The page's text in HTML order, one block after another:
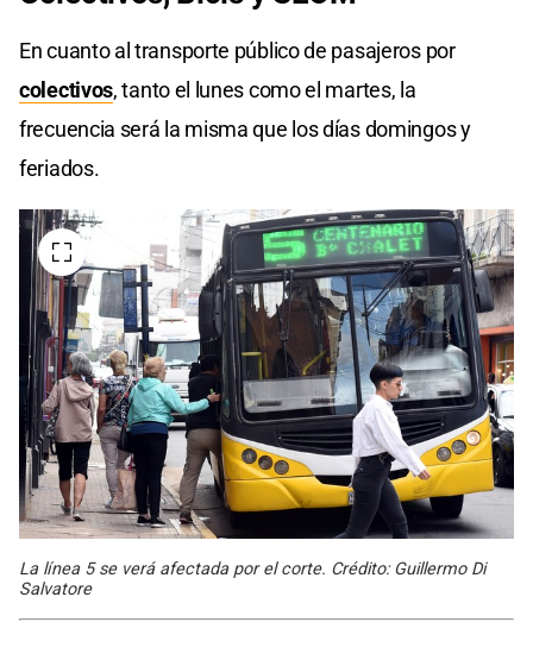
En cuanto al transporte público de pasajeros por
colectivos, tanto el lunes como el martes, la
frecuencia será la misma que los días domingos y
feriados.
La línea 5 se verá afectada por el corte. Crédito: Guillermo Di
Salvatore